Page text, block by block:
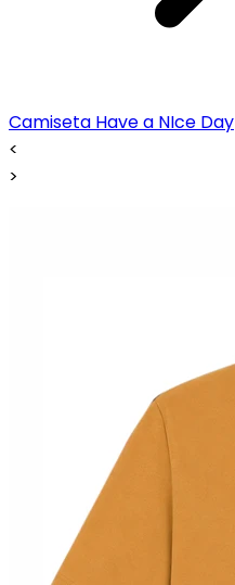
Camiseta Have a NIce Day
<
>